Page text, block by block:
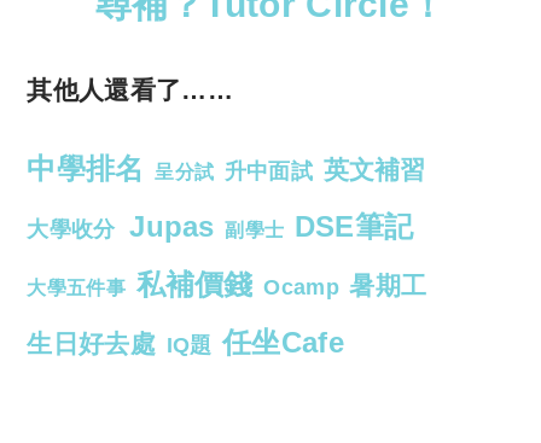
其他人還看了……
中學排名 呈分試 升中面試 英文補習
大學收分 Jupas 副學士 DSE筆記
大學五件事 私補價錢 Ocamp 暑期工
生日好去處 IQ題 任坐Cafe